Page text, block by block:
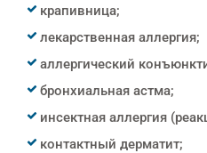
крапивница;
лекарственная аллергия;
аллергический
бронхиальная астма;
инсектная аллергия
контактный дерматит;